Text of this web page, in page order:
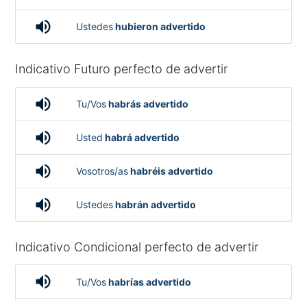
volume_up
Ustedeshubieron advertido
Indicativo Futuro perfecto de advertir
volume_up Tu/Voshabrás advertido
volume_up Usted habrá advertido
volume_up Vosotros/ashabréis advertido
volume_up Ustedeshabrán advertido
Indicativo Condicional perfecto de advertir
volume_up Tu/Voshabrías advertido